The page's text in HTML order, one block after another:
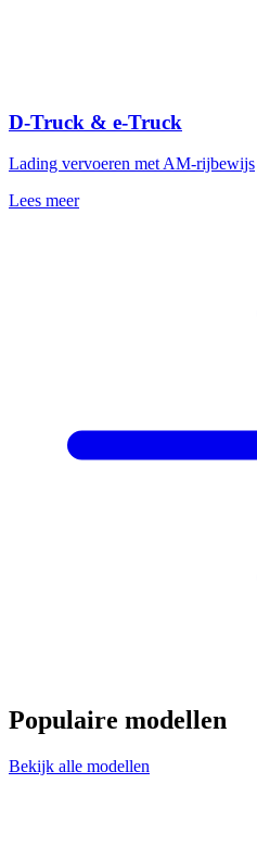
D-Truck & e-Truck
Lading vervoeren met AM-rijbewijs
Lees meer
Populaire modellen
Bekijk alle modellen